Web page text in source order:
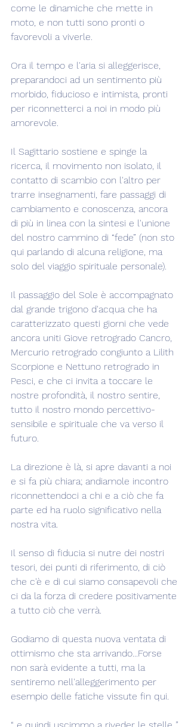
come le dinamiche che mette in
moto, e non tutti sono pronti o
favorevoli a viverle.
Ora il tempo e l'aria si alleggerisce,
preparandoci ad un sentimento più
morbido, fiducioso e intimista, pronti
per riconnetterci a noi in modo più
amorevole.
Il Sagittario sostiene e spinge la
ricerca, il movimento non isolato, il
contatto di scambio con l'altro per
trarre insegnamenti, fare passaggi di
cambiamento e conoscenza, ancora
di più in linea con la sintesi e l'unione
del nostro cammino di “fede” (non sto
qui parlando di alcuna religione, ma
solo del viaggio spirituale personale).
Il passaggio del Sole è accompagnato
dal grande trigono d'acqua che ha
caratterizzato questi giorni che vede
ancora uniti Giove retrogrado Cancro,
Mercurio retrogrado congiunto a Lilith
Scorpione e Nettuno retrogrado in
Pesci, e che ci invita a toccare le
nostre profondità, il nostro sentire,
tutto il nostro mondo percettivo-
sensibile e spirituale che va verso il
futuro.
La direzione è là, si apre davanti a noi
e si fa più chiara; andiamole incontro
riconnettendoci a chi e a ciò che fa
parte ed ha ruolo significativo nella
nostra vita.
Il senso di fiducia si nutre dei nostri
tesori, dei punti di riferimento, di ciò
che c'è e di cui siamo consapevoli che
ci da la forza di credere positivamente
a tutto ciò che verrà.
Godiamo di questa nuova ventata di
ottimismo che sta arrivando...Forse
non sarà evidente a tutti, ma la
sentiremo nell'alleggerimento per
esempio delle fatiche vissute fin qui.